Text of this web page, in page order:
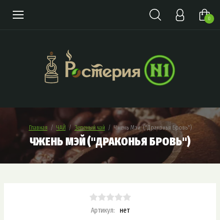
0
Главная
  /
ЧАЙ
  /
Зеленый чай
  /  Чжень Мэй  ("Драконья Бровь")
ЧЖЕНЬ МЭЙ ("ДРАКОНЬЯ БРОВЬ")
Артикул: нет